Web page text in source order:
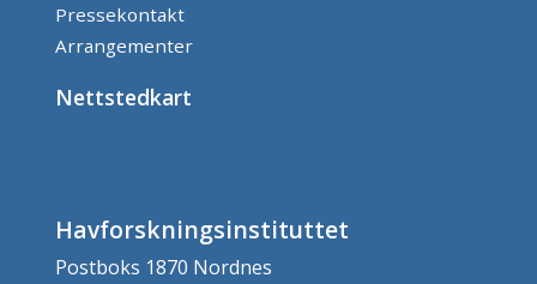
Pressekontakt
Arrangementer
Nettstedkart
Havforskningsinstituttet
Postboks 1870 Nordnes